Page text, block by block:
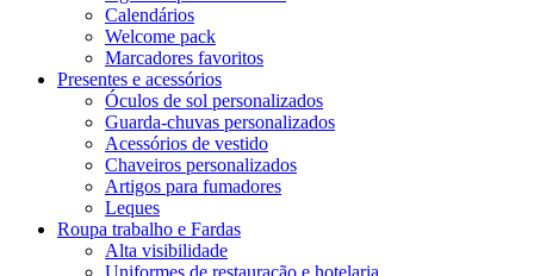
Calendários
Welcome pack
Marcadores favoritos
Presentes e acessórios
Óculos de sol personalizados
Guarda-chuvas personalizados
Acessórios de vestido
Chaveiros personalizados
Artigos para fumadores
Leques
Roupa trabalho e Fardas
Alta visibilidade
Uniformes de restauração e hotelaria